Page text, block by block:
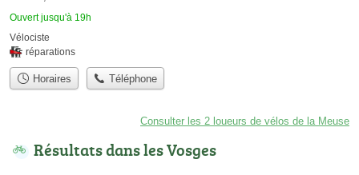
Ouvert jusqu'à 19h
Vélociste
réparations
Horaires Téléphone
Consulter les 2 loueurs de vélos de la Meuse
Résultats dans les Vosges